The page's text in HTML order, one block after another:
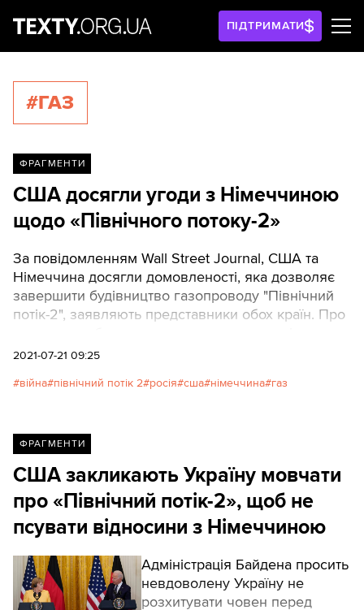
ПІДТРИМАТИ
#ГАЗ
ФРАГМЕНТИ
США досягли угоди з Німеччиною
щодо «Північного потоку-2»
За повідомленням Wall Street Journal, США та
Німеччина досягли домовленості, яка дозволяє
завершити будівництво газопроводу "Північний
потік-2", заявляють представники обох країн. Про
Завдяки союзникам із Німеччини та відмові США
2021-07-21 09:25
війна північний потік 2 росія сша німеччина газ
ФРАГМЕНТИ
США закликають Україну мовчати
про «Північний потік-2», щоб не
псувати відносини з Німеччиною
Адміністрація Байдена просить
невдоволену Україну не
розхитувати човен перед